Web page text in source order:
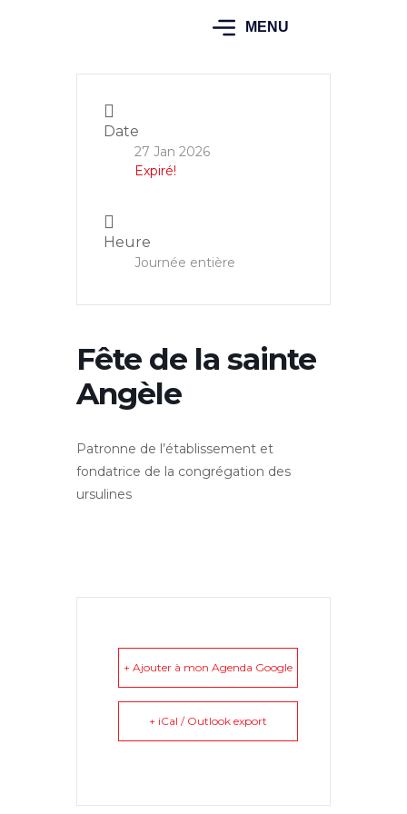
MENU
Date
27 Jan 2026
Expiré!
Heure
Journée entière
Fête de la sainte
Angèle
Patronne de l’établissement et
fondatrice de la congrégation des
ursulines
+ Ajouter à mon Agenda Google
+ iCal / Outlook export